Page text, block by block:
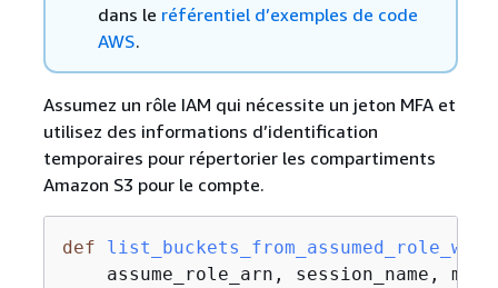
dans le référentiel d’exemples de code
AWS.
Assumez un rôle IAM qui nécessite un jeton MFA et
utilisez des informations d’identification
temporaires pour répertorier les compartiments
Amazon S3 pour le compte.
def